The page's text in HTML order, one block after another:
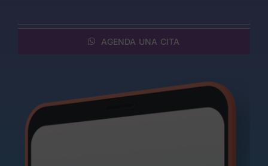
AGENDA UNA CITA